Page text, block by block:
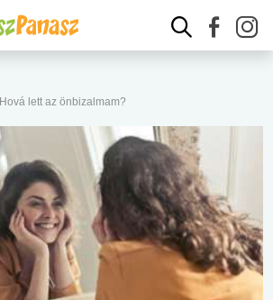
Hová lett az önbizalmam?